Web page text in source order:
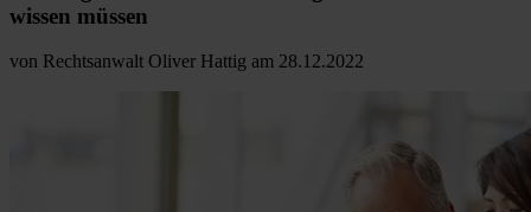
wissen müssen
von Rechtsanwalt Oliver Hattig am 28.12.2022